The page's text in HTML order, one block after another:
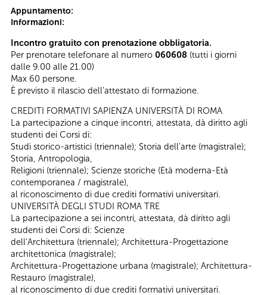
Appuntamento:
Informazioni:
Incontro gratuito con prenotazione obbligatoria.
Per prenotare telefonare al numero 060608 (tutti i giorni
dalle 9.00 alle 21.00)
Max 60 persone.
È previsto il rilascio dell’attestato di formazione.
CREDITI FORMATIVI SAPIENZA UNIVERSITÀ DI ROMA
La partecipazione a cinque incontri, attestata, dà diritto agli
studenti dei Corsi di:
Studi storico-artistici (triennale); Storia dell’arte (magistrale);
Storia, Antropologia,
Religioni (triennale); Scienze storiche (Età moderna-Età
contemporanea / magistrale),
al riconoscimento di due crediti formativi universitari.
UNIVERSITÀ DEGLI STUDI ROMA TRE
La partecipazione a sei incontri, attestata, dà diritto agli
studenti dei Corsi di: Scienze
dell’Architettura (triennale); Architettura-Progettazione
architettonica (magistrale);
Architettura-Progettazione urbana (magistrale); Architettura-
Restauro (magistrale),
al riconoscimento di due crediti formativi universitari.